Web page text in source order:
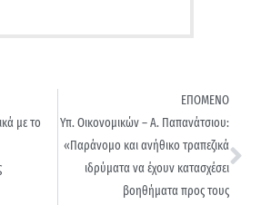
με το
ΕΠΟΜΕΝΟ
Υπ. Οικονομικών – Α. Παπανάτσιου:
«Παράνομο και ανήθικο τραπεζικά
ιδρύματα να έχουν κατασχέσει
βοηθήματα προς τους